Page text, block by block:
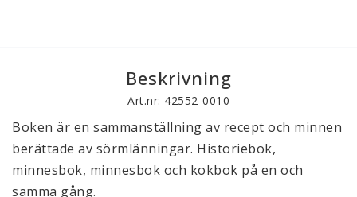
Beskrivning
Art.nr: 42552-0010
Boken är en sammanställning av recept och minnen
berättade av sörmlänningar. Historiebok,
minnesbok, minnesbok och kokbok på en och
samma gång.